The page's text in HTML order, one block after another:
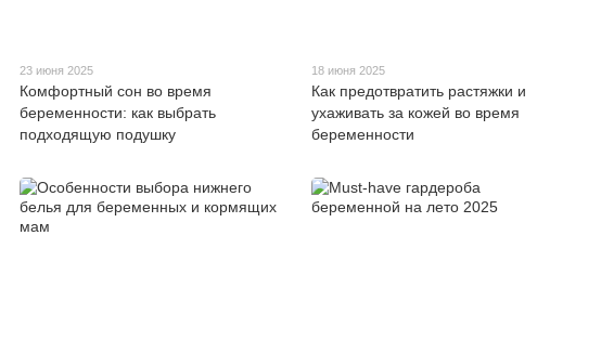
23 июня 2025
Комфортный сон во время
беременности: как выбрать
подходящую подушку
18 июня 2025
Как предотвратить растяжки и
ухаживать за кожей во время
беременности